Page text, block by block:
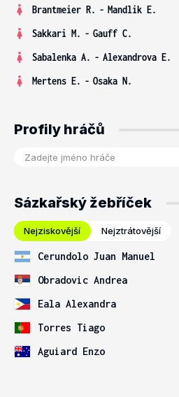
Brantmeier R. - Mandlik E.
Sakkari M. - Gauff C.
Sabalenka A. - Alexandrova E.
Mertens E. - Osaka N.
Profily hráčů
Sázkařský žebříček
Nejziskovější Nejztrátovější
Cerundolo Juan Manuel
Obradovic Andrea
Eala Alexandra
Torres Tiago
Aguiard Enzo